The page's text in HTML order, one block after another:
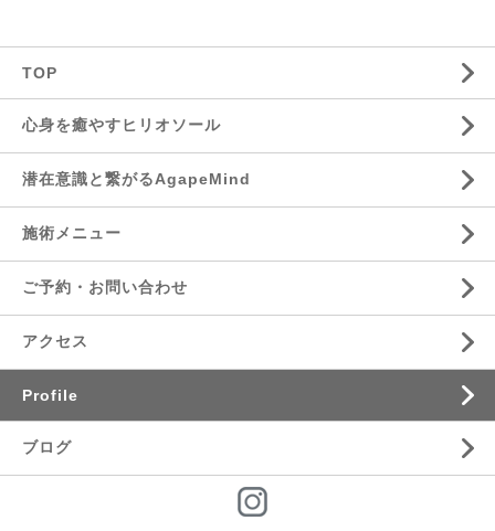
TOP
心身を癒やすヒリオソール
潜在意識と繋がるAgapeMind
施術メニュー
ご予約・お問い合わせ
アクセス
Profile
ブログ